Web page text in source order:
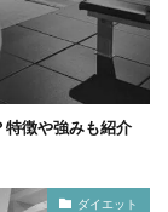
特徴や強みも紹介
ダイエット